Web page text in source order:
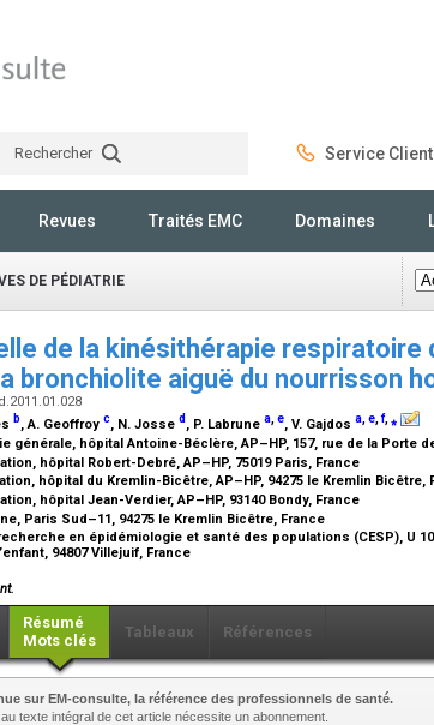
Rechercher Service Client
Revues Traités EMC Domaines
DE PÉDIATRIE
de la kinésithérapie respiratoire
bronchiolite aiguë du nourrisson
b, A. Geoffroy c, N. Josse d , P. Labrune a,e, V. Gajdos a,e,f,⁎
générale, hôpital Antoine-Béclère, AP–HP, 157, rue de la Porte
hôpital Robert-Debré, AP–HP, 75019 Paris, France
hôpital du Kremlin-Bicêtre, AP–HP, 94275 le Kremlin Bicêtre,
hôpital Jean-Verdier, AP–HP, 93140 Bondy, France
Paris Sud–11, 94275 le Kremlin Bicêtre, France
en épidémiologie et santé des populations (CESP), U
94807 Villejuif, France
Résumé
Mots clés
Tableaux Références
sur EM-consulte, la référence des professionnels de santé.
au texte intégral de cet article nécessite un abonnement.